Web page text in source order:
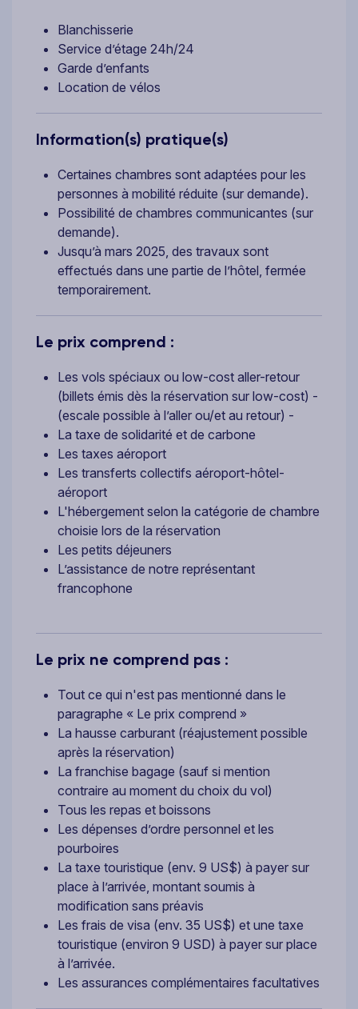
Blanchisserie
Service d’étage 24h/24
Garde d’enfants
Location de vélos
Information(s) pratique(s)
Certaines chambres sont adaptées pour les
personnes à mobilité réduite (sur demande).
Possibilité de chambres communicantes (sur
demande).
Jusqu’à mars 2025, des travaux sont
effectués dans une partie de l’hôtel, fermée
temporairement.
Le prix comprend :
Les vols spéciaux ou low-cost aller-retour
(billets émis dès la réservation sur low-cost) -
(escale possible à l’aller ou/et au retour) -
La taxe de solidarité et de carbone
Les taxes aéroport
Les transferts collectifs aéroport-hôtel-
aéroport
L'hébergement selon la catégorie de chambre
choisie lors de la réservation
Les petits déjeuners
L’assistance de notre représentant
francophone
Le prix ne comprend pas :
Tout ce qui n'est pas mentionné dans le
paragraphe « Le prix comprend »
La hausse carburant (réajustement possible
après la réservation)
La franchise bagage (sauf si mention
contraire au moment du choix du vol)
Tous les repas et boissons
Les dépenses d’ordre personnel et les
pourboires
La taxe touristique (env. 9 US$) à payer sur
place à l’arrivée, montant soumis à
modification sans préavis
Les frais de visa (env. 35 US$) et une taxe
touristique (environ 9 USD) à payer sur place
à l’arrivée.
Les assurances complémentaires facultatives